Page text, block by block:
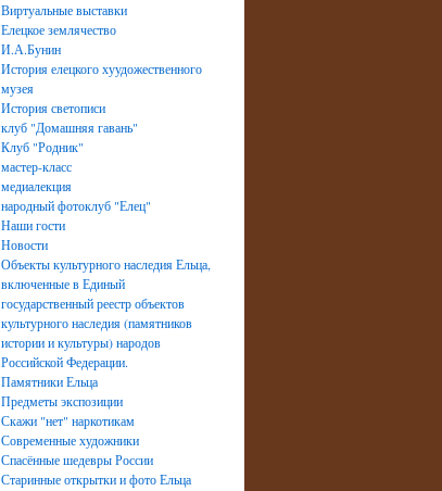
Виртуальные выставки
Елецкое землячество
И.А.Бунин
История елецкого хуудожественного
музея
История светописи
клуб "Домашняя гавань"
Клуб "Родник"
мастер-класс
медиалекция
народный фотоклуб "Елец"
Наши гости
Новости
Объекты культурного наследия Ельца,
включенные в Единый
государственный реестр объектов
культурного наследия (памятников
истории и культуры) народов
Российской Федерации.
Памятники Ельца
Предметы экспозиции
Скажи "нет" наркотикам
Современные художники
Спасённые шедевры России
Старинные открытки и фото Ельца